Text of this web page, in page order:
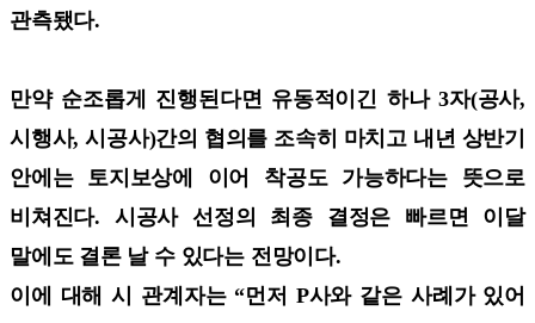
관측됐다.
만약 순조롭게 진행된다면 유동적이긴 하나 3자(공사,
시행사, 시공사)간의 협의를 조속히 마치고 내년 상반기
안에는 토지보상에 이어 착공도 가능하다는 뜻으로
비쳐진다. 시공사 선정의 최종 결정은 빠르면 이달
말에도 결론 날 수 있다는 전망이다.
이에 대해 시 관계자는 “먼저 P사와 같은 사례가 있어